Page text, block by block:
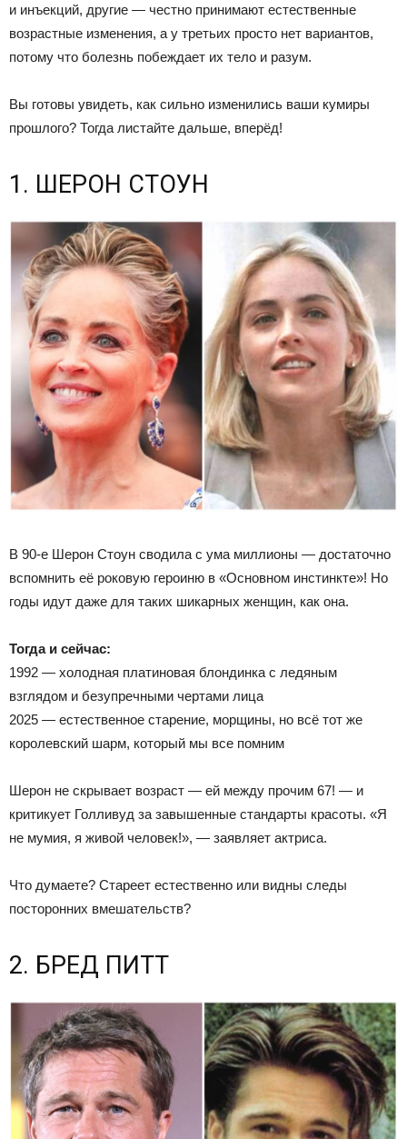
и инъекций, другие — честно принимают естественные
возрастные изменения, а у третьих просто нет вариантов,
потому что болезнь побеждает их тело и разум.
Вы готовы увидеть, как сильно изменились ваши кумиры
прошлого? Тогда листайте дальше, вперёд!
1. ШЕРОН СТОУН
В 90-е Шерон Стоун сводила с ума миллионы — достаточно
вспомнить её роковую героиню в «Основном инстинкте»! Но
годы идут даже для таких шикарных женщин, как она.
Тогда и сейчас:
1992 — холодная платиновая блондинка с ледяным
взглядом и безупречными чертами лица
2025 — естественное старение, морщины, но всё тот же
королевский шарм, который мы все помним
Шерон не скрывает возраст — ей между прочим 67! — и
критикует Голливуд за завышенные стандарты красоты. «Я
не мумия, я живой человек!», — заявляет актриса.
Что думаете? Стареет естественно или видны следы
посторонних вмешательств?
2. БРЕД ПИТТ